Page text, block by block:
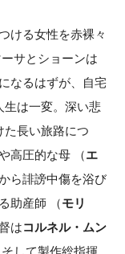
ける女性を赤裸々
サとショーンは
なるはずが、自宅
生は一変。深い悲
た長い旅路につ
高圧的な母 （エ
ら誹謗中傷を浴び
助産師 （モリ
はコルネル・ムン
して製作総指揮